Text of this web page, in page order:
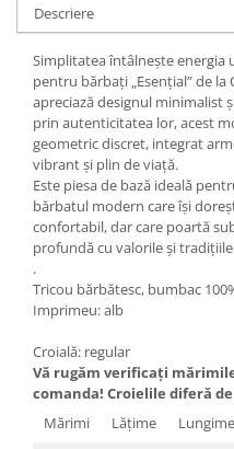
Descriere
Simplitatea întâlnește energia
pentru bărbați „Esențial” de
apreciază designul minimalist
prin autenticitatea lor, acest
geometric discret, integrat
vibrant și plin de viață.
Este piesa de bază ideală
bărbatul modern care își
confortabil, dar care poartă
profundă cu valorile și
.
Tricou bărbătesc, bumbac
Imprimeu: alb
Croială: regular
Vă rugăm verificaţi
comanda! Croielile diferă
Mărimi
Lăţime Lungime